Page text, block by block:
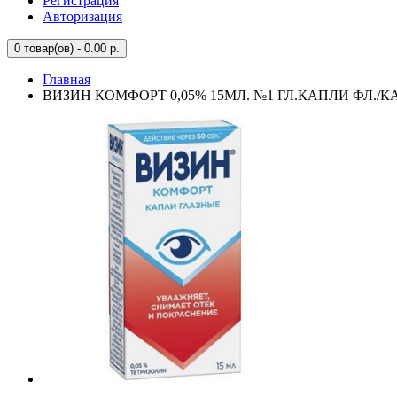
Авторизация
0 товар(ов) - 0.00 р.
Главная
ВИЗИН КОМФОРТ 0,05% 15МЛ. №1 ГЛ.КАПЛИ ФЛ./